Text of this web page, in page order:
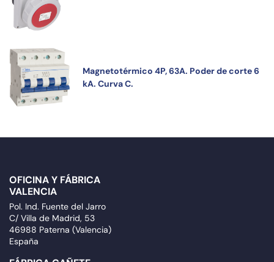
Magnetotérmico 4P, 63A. Poder de corte 6
kA. Curva C.
OFICINA Y FÁBRICA
VALENCIA
Pol. Ind. Fuente del Jarro
C/ Villa de Madrid, 53
46988 Paterna (Valencia)
España